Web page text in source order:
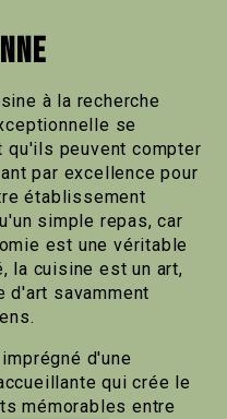
à la recherche
se
qu'ils peuvent compter
par excellence pour
établissement
simple repas, car
est une véritable
la cuisine est un art,
d'art savamment
d'une
qui crée le
mémorables entre